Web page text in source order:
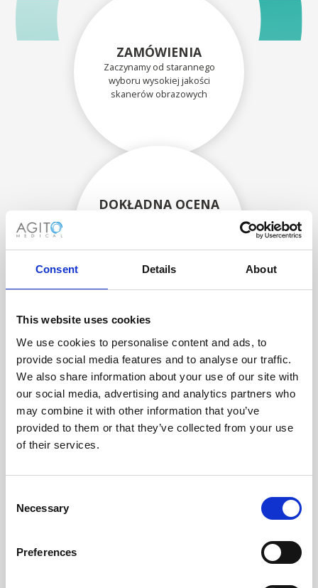
Consent Details About
This website uses cookies
We use cookies to personalise content and ads, to
provide social media features and to analyse our traffic.
We also share information about your use of our site with
our social media, advertising and analytics partners who
may combine it with other information that you’ve
provided to them or that they’ve collected from your use
of their services.
Selection
Necessary
Preferences
ZAMÓWIENIA
Zaczynamy od starannego
wyboru wysokiej jakości
skanerów obrazowych
DOKŁADNA OCENA
ODZYSKIWANIE
Z OSTROŻNOŚCIĄ
Użyteczne części są
skrupulatnie odzyskiwane w
bezpiecznym środowisku ESD,
zapewniając brak uszkodzeń
ani zanieczyszczeń.